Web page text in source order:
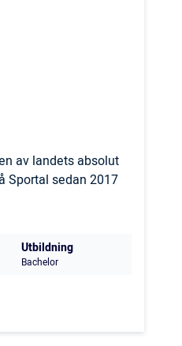
av landets absolut
Sportal sedan 2017
Utbildning
Bachelor